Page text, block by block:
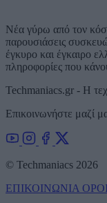
Νέα γύρω από τον
παρουσιάσεις
έγκυρο και έγκαιρο
πληροφορίες που
Techmaniacs.gr - Η
Επικοινωνήστε μαζί
© Techmaniacs 2026
ΕΠΙΚΟΙΝΩΝΙΑ